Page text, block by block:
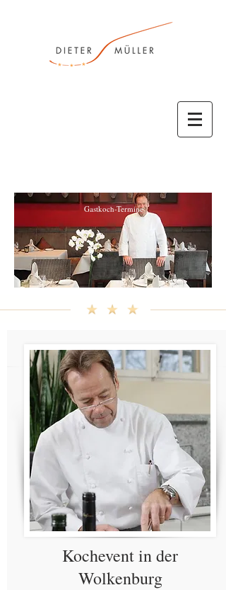
Gastkoch-Termine
Kochevent in der
Wolkenburg